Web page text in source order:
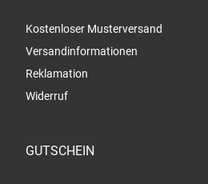
Kostenloser Musterversand
Versandinformationen
Reklamation
Widerruf
GUTSCHEIN